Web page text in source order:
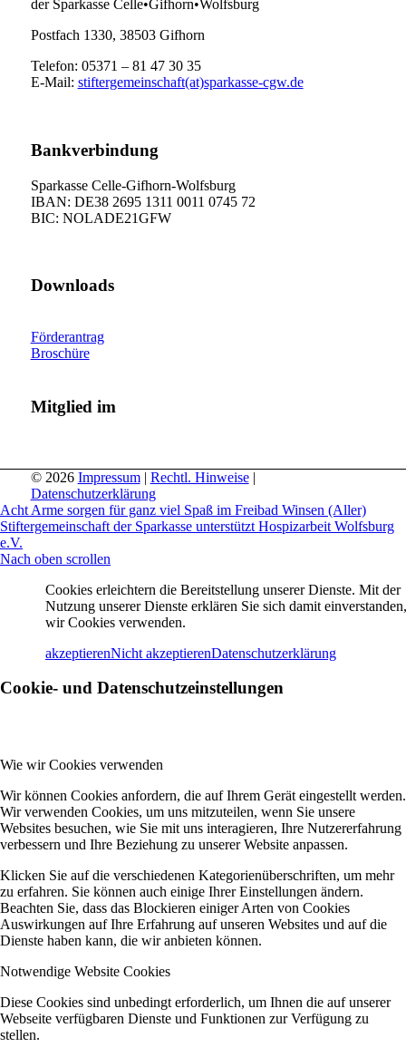
der Sparkasse Celle•Gifhorn•Wolfsburg
Postfach 1330, 38503 Gifhorn
Telefon: 05371 – 81 47 30 35
E-Mail: stiftergemeinschaft(at)sparkasse-cgw.de
Bankverbindung
Sparkasse Celle-Gifhorn-Wolfsburg
IBAN: DE38 2695 1311 0011 0745 72
BIC: NOLADE21GFW
Downloads
Förderantrag
Broschüre
Mitglied im
© 2026 Impressum| Rechtl. Hinweise|
Datenschutzerklärung
Acht Arme sorgen für ganz viel Spaß im Freibad Winsen (Aller)
Stiftergemeinschaft der Sparkasse unterstützt Hospizarbeit Wolfsburg
e.V.
Nach oben scrollen
Cookies erleichtern die Bereitstellung unserer Dienste. Mit der
Nutzung unserer Dienste erklären Sie sich damit
wir Cookies verwenden.
akzeptierenNicht akzeptierenDatenschutzerklärung
Cookie- und Datenschutzeinstellungen
Wie wir Cookies verwenden
Wir können Cookies anfordern, die auf Ihrem Gerät eingestellt werden.
Wir verwenden Cookies, um uns mitzuteilen, wenn Sie unsere
Websites besuchen, wie Sie mit uns interagieren, Ihre Nutzererfahrung
verbessern und Ihre Beziehung zu unserer Website anpassen.
Klicken Sie auf die verschiedenen Kategorienüberschriften, um mehr
zu erfahren. Sie können auch einige Ihrer Einstellungen ändern.
Beachten Sie, dass das Blockieren einiger Arten von Cookies
Auswirkungen auf Ihre Erfahrung auf unseren Websites und auf die
Dienste haben kann, die wir anbieten können.
Notwendige Website Cookies
Diese Cookies sind unbedingt erforderlich, um Ihnen die auf unserer
Webseite verfügbaren Dienste und Funktionen zur Verfügung zu
stellen.